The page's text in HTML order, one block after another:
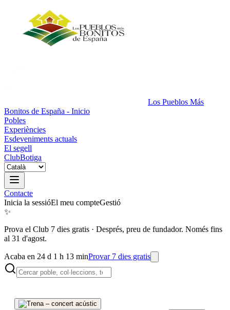
Los Pueblos Más
Bonitos de España - Inicio
Pobles
Experiències
Esdeveniments actuals
El segell
ClubBotiga
Contacte
Inicia la sessióEl meu compteGestió
✨
Prova el Club 7 dies gratis · Després, preu de fundador. Només fins
al 31 d'agost.
Acaba en 24 d 1 h 13 minProvar 7 dies gratis